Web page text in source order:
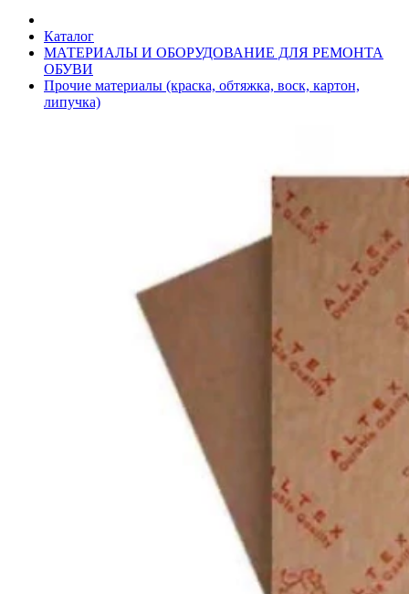
Каталог
МАТЕРИАЛЫ И ОБОРУДОВАНИЕ ДЛЯ РЕМОНТА
ОБУВИ
Прочие материалы (краска, обтяжка, воск, картон,
липучка)